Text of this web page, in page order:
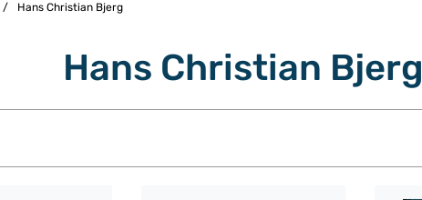
/ Hans Christian Bjerg
Hans Christian Bjerg